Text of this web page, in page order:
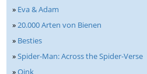
» Eva & Adam
»20.000 Arten von Bienen
» Besties
»Spider-Man: Across the Spider-Verse
»Oink